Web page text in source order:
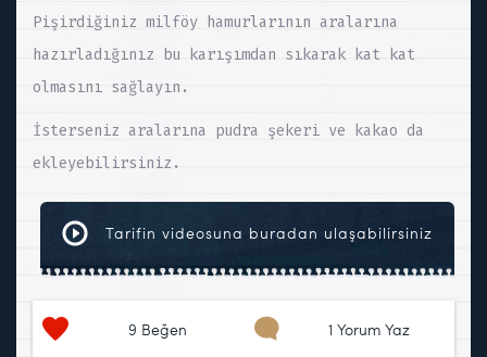
Pişirdiğiniz milföy hamurlarının aralarına
hazırladığınız bu karışımdan sıkarak kat kat
olmasını sağlayın.
İsterseniz aralarına pudra şekeri ve kakao da
ekleyebilirsiniz.
Tarifin videosuna buradan ulaşabilirsiniz
9 Beğen 1 Yorum Yaz